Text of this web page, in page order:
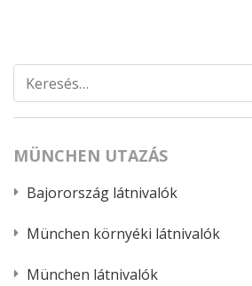
Keresés:
MÜNCHEN UTAZÁS
Bajorország látnivalók
München környéki látnivalók
München látnivalók